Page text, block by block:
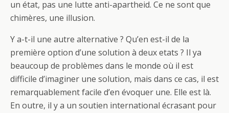
un état, pas une lutte anti-apartheid. Ce ne sont que
chimères, une illusion.
Y a-t-il une autre alternative ? Qu’en est-il de la
première option d’une solution à deux etats ? Il ya
beaucoup de problèmes dans le monde où il est
difficile d’imaginer une solution, mais dans ce cas, il est
remarquablement facile d’en évoquer une. Elle est là.
En outre, il y a un soutien international écrasant pour